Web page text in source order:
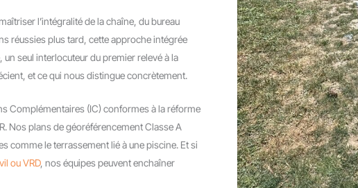
l’intégralité de la chaîne, du bureau
réussies plus tard, cette approche intégrée
seul interlocuteur du premier relevé à la
et ce qui nous distingue concrètement.
Complémentaires (IC) conformes à la réforme
Nos plans de géoréférencement Classe A
comme le terrassement lié à une piscine. Et si
ou VRD, nos équipes peuvent enchaîner